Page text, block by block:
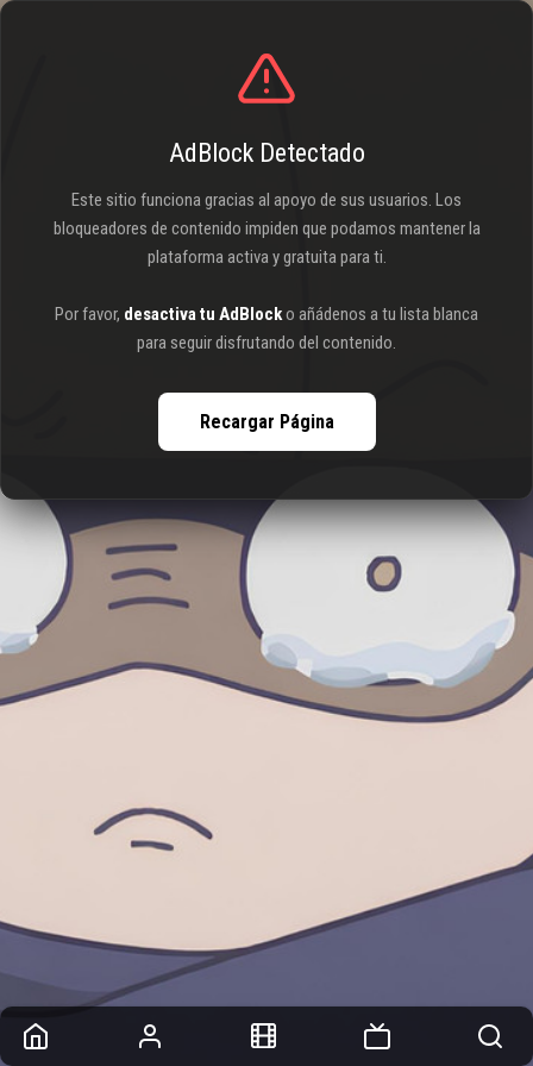
AdBlock Detectado
Este sitio funciona gracias al apoyo de sus usuarios. Los
bloqueadores de contenido impiden que podamos mantener la
plataforma activa y gratuita para ti.
Por favor, desactiva tu AdBlocko añádenos a tu lista blanca
para seguir disfrutando del contenido.
Recargar Página